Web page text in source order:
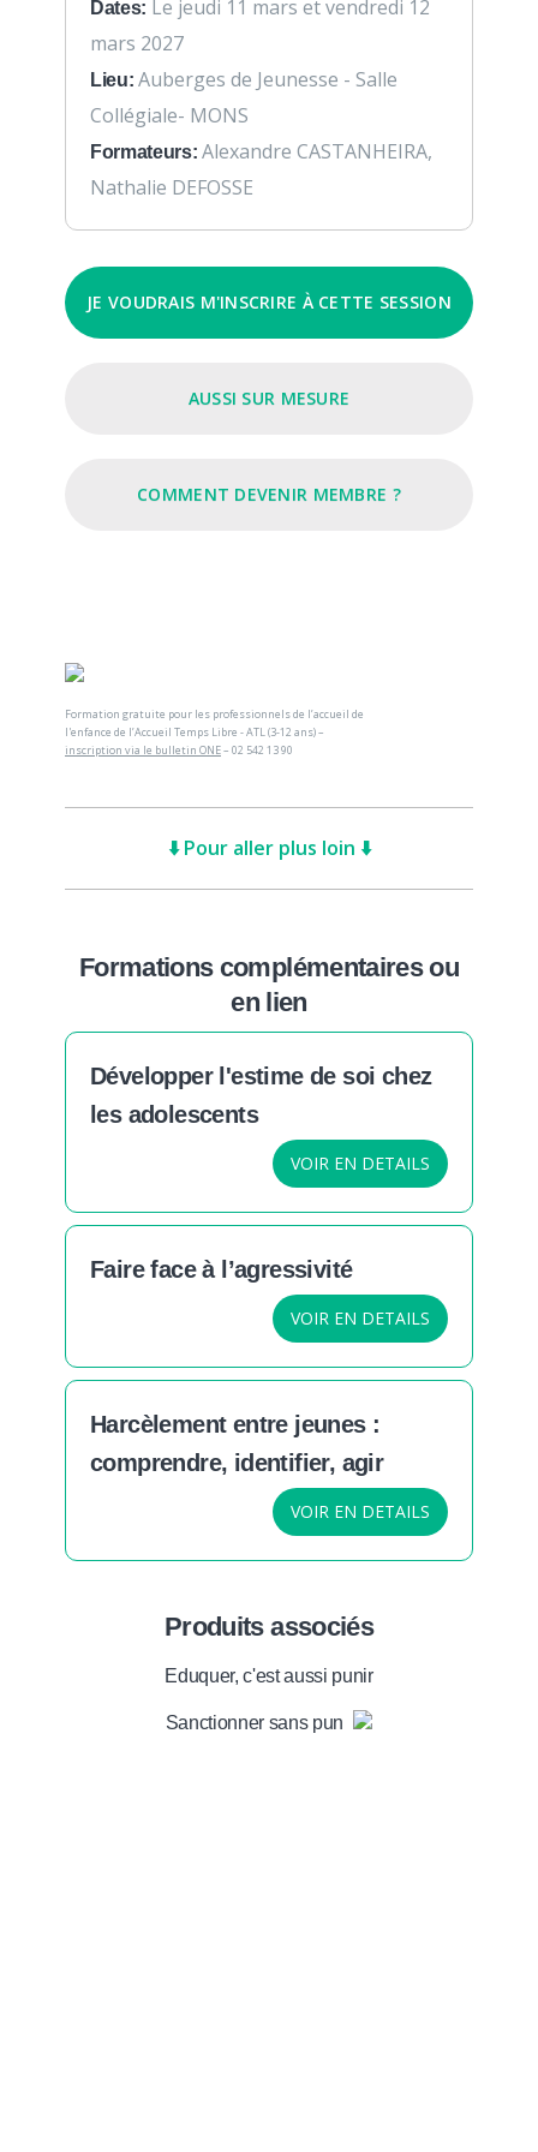
Dates: Le jeudi 11 mars et vendredi 12
mars 2027
Lieu: Auberges de Jeunesse - Salle
Collégiale- MONS
Formateurs: Alexandre CASTANHEIRA,
Nathalie DEFOSSE
JE VOUDRAIS M'INSCRIRE À CETTE SESSION
AUSSI SUR MESURE
COMMENT DEVENIR MEMBRE ?
Formation gratuite pour les professionnels de l’accueil de
l'enfance de l’Accueil Temps Libre - ATL (3-12 ans) –
inscription via le bulletin ONE– 02 542 13 90
⬇️ Pour aller plus loin ⬇️
Formations complémentaires ou
en lien
Développer l'estime de soi chez
les adolescents
VOIR EN DETAILS
Faire face à l’agressivité
VOIR EN DETAILS
Harcèlement entre jeunes :
comprendre, identifier, agir
VOIR EN DETAILS
Produits associés
Eduquer, c'est aussi punir
Sanctionner sans punir